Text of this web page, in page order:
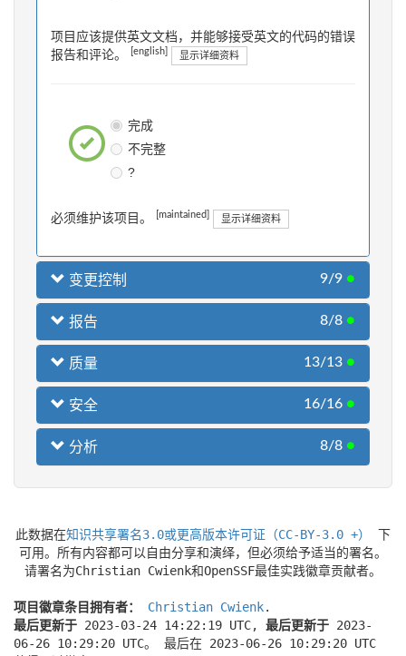
项目应该提供英文文档，并能够接受英文的代码的错误
报告和评论。
[english] 显示详细资料
完成
不完整
?
必须维护该项目。 [maintained] 显示详细资料
变更控制 9/9 ●
报告 8/8 ●
质量 13/13 ●
安全 16/16 ●
分析 8/8 ●
此数据在知识共享署名3.0或更高版本许可证（CC-BY-3.0 +）
下
可用。所有内容都可以自由分享和演绎，但必须给予适当的署名。
请署名为Christian Cwienk和OpenSSF最佳实践徽章贡献者。
项目徽章条目拥有者： Christian Cwienk.
最后更新于 2023-03-24 14:22:19 UTC, 最后更新于 2023-
06-26 10:29:20 UTC。 最后在 2023-06-26 10:29:20 UTC